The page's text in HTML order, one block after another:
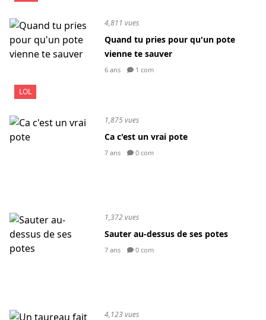
LOL
4,811 vues
Quand tu pries pour qu'un pote
vienne te sauver
6 ans 1 com
1,875 vues
Ca c'est un vrai pote
7 ans 0 com
1,372 vues
Sauter au-dessus de ses potes
7 ans 0 com
4,123 vues